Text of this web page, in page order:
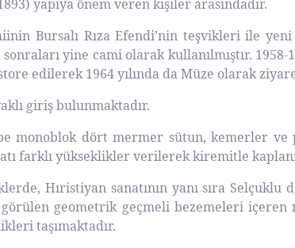
yapıya önem veren kişiler arasındadır.
Bursalı Rıza Efendi’nin teşvikleri ile
yine cami olarak kullanılmıştır.
edilerek 1964 yılında da Müze olarak
giriş bulunmaktadır.
monoblok dört mermer sütun, kemerler ve
farklı yükseklikler verilerek kiremitle
Hıristiyan sanatının yanı sıra
geometrik geçmeli bezemeleri içeren
taşımaktadır.